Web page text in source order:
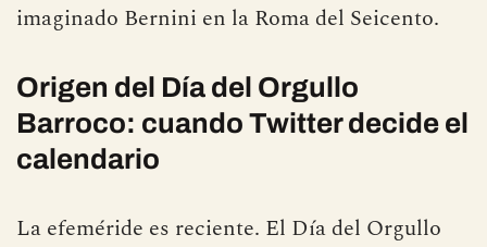
imaginado Bernini en la Roma del Seicento.
Origen del Día del Orgullo
Barroco: cuando Twitter decide el
calendario
La efeméride es reciente. El Día del Orgullo